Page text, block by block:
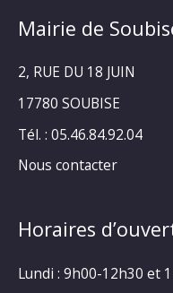
Mairie de
2, RUE DU 18 JUIN
17780 SOUBISE
Tél. : 05.46.84.92.04
Nous contacter
Horaires
Lundi : 9h00-12h30 et